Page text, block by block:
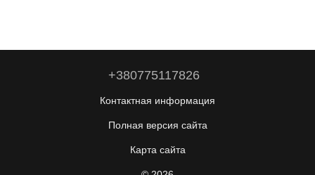
+380775117826
Контактная информация
Полная версия сайта
Карта сайта